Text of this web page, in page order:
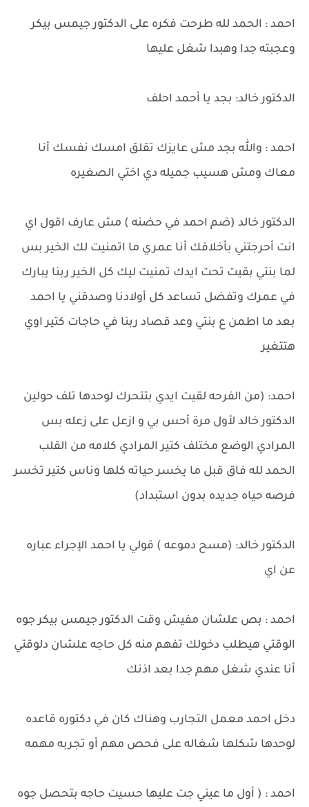
احمد : الحمد لله طرحت فكره على الدكتور جيمس بيكر
وعجبته جدا وهبدا شغل عليها
الدكتور خالد: بجد يا أحمد احلف
احمد : والله بجد مش عايزك تقلق امسك نفسك أنا
معاك ومش هسيب جميله دي اختي الصغيره
الدكتور خالد (ضم احمد في حضنه ) مش عارف اقول اي
انت أحرجتني بأخلاقك أنا عمري ما اتمنيت لك الخير بس
لما بنتي بقيت تحت ايدك تمنيت ليك كل الخير ربنا يبارك
في عمرك وتفضل تساعد كل أولادنا وصدقني يا احمد
بعد ما اطمن ع بنتي وعد قصاد ربنا في حاجات كتير اوي
هتتغير
احمد: (من الفرحه لقيت ايدي بتتحرك لوحدها تلف حولين
الدكتور خالد لأول مرة أحس بي و ازعل على زعله بس
المرادي الوضع مختلف كتير المرادي كلامه من القلب
الحمد لله فاق قبل ما يخسر حياته كلها وناس كتير تخسر
فرصه حياه جديده بدون استبداد)
الدكتور خالد: (مسح دموعه ) قولي يا احمد الإجراء عباره
عن اي
احمد : بص علشان مفيش وقت الدكتور جيمس بيكر جوه
الوقتي هيطلب دخولك تفهم منه كل حاجه علشان دلوقتي
أنا عندي شغل مهم جدا بعد اذنك
دخل احمد معمل التجارب وهناك كان في دكتوره قاعده
لوحدها شكلها شغاله على فحص مهم أو تجربه مهمه
احمد : ( أول ما عيني جت عليها حسيت حاجه بتحصل جوه